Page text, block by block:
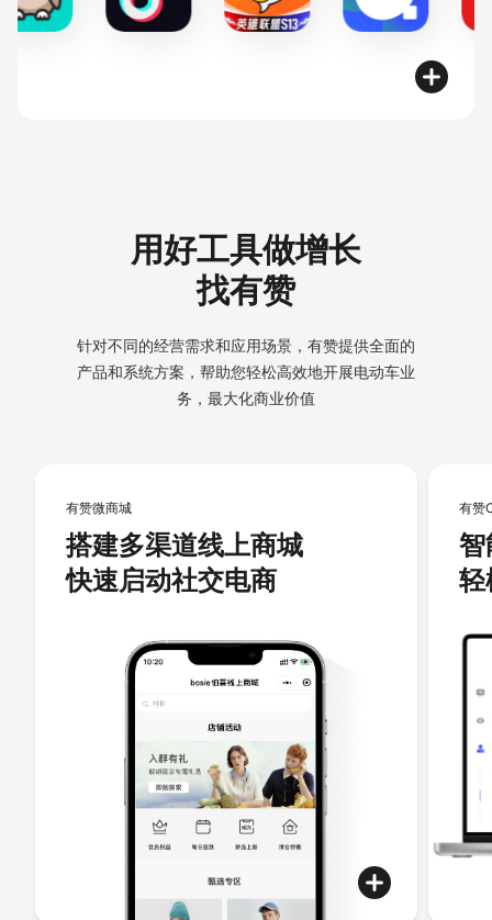
用好工具做增长
找有赞
针对不同的经营需求和应用场景，有赞提供全面的
产品和系统方案， 帮助您轻松高效地开展电动车业
务，最大化商业价值
有赞微商城
搭建多渠道线上商城
快速启动社交电商
有赞
智
轻